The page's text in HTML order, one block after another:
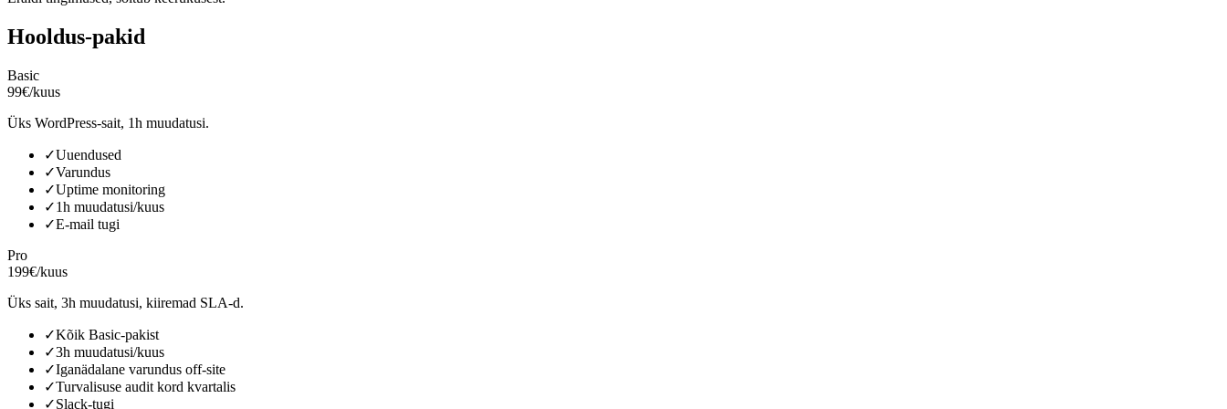
Hooldus-pakid
Basic
99€/kuus
Üks WordPress-sait, 1h muudatusi.
✓Uuendused
✓Varundus
✓Uptime monitoring
✓1h muudatusi/kuus
✓E-mail tugi
Pro
199€/kuus
Üks sait, 3h muudatusi, kiiremad SLA-d.
✓Kõik Basic-pakist
✓3h muudatusi/kuus
✓Iganädalane varundus off-site
✓Turvalisuse audit kord kvartalis
✓Slack-tugi